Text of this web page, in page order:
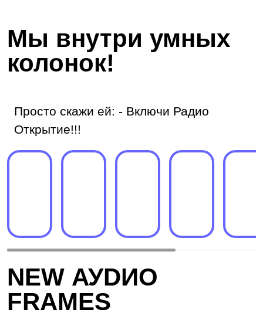
Мы внутри умных
колонок!
Просто скажи ей: - Включи Радио
Открытие!!!
NEW АУDИО
FRAMES